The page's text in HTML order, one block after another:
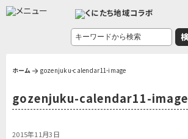
ホーム gozenjuku-calendar11-image
gozenjuku-calendar11-image
2015年11月3日